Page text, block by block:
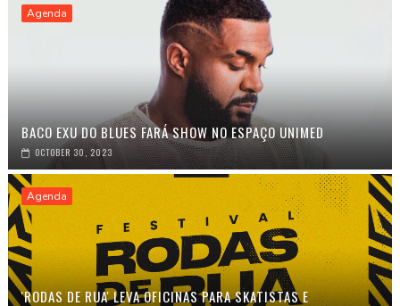
Agenda
BACO EXU DO BLUES FARÁ SHOW NO ESPAÇO UNIMED
OCTOBER 30, 2023
Agenda
'RODAS DE RUA' LEVA OFICINAS PARA SKATISTAS E